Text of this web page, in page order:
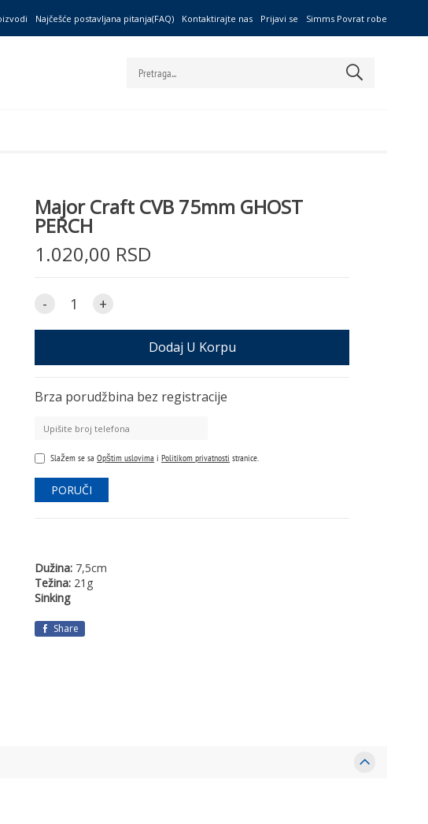
Najčešće postavljana pitanja(FAQ) Kontaktirajte nas Prijavi se Simms Povrat robe
Major Craft CVB 75mm GHOST
PERCH
1.020,00 RSD
- +
Dodaj U Korpu
Brza porudžbina bez registracije
Slažem se sa Opštim uslovima i Politikom privatnosti stranice.
Dužina: 7,5cm
Težina: 21g
Sinking
Share